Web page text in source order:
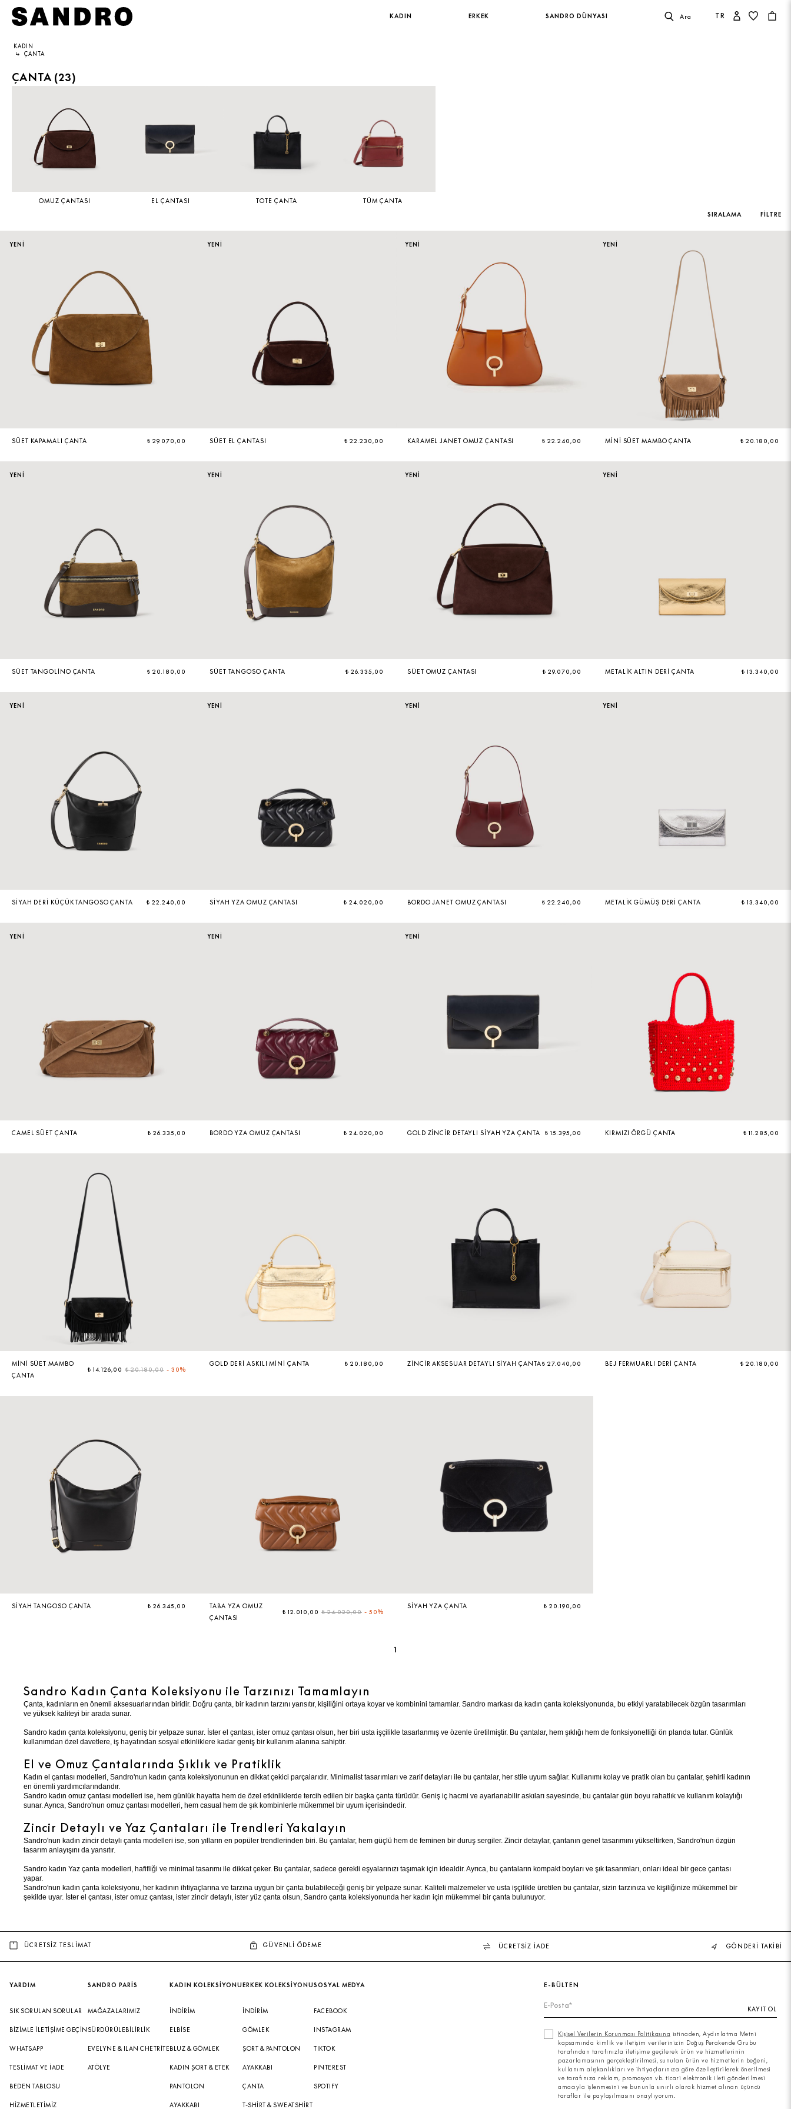
KADIN ERKEK SANDRO DÜNYASI Ara TR
KADIN
AYAKKABI
ÇANTA
ERKEK
YENİ KOLEKSİYON
AYAKKABI
SANDRO DÜNYASI
KOLEKSİYON
TAAHHÜTLERİMİZ
KADIN
↳
ÇANTA
ÇANTA (23)
OMUZ ÇANTASI EL ÇANTASI TOTE ÇANTA
TÜM ÇANTA
SIRALAMA
FILTRE
YENİ
SÜET KAPAMALI ÇANTA ₺ 29.070,00
YENİ
SÜET EL ÇANTASI ₺ 22.230,00
YENİ
KARAMEL JANET OMUZ ÇANTASI ₺ 22.240,00
YENİ
MINI SÜET MAMBO ÇANTA ₺ 20.180,00
YENİ
SÜET TANGOLINO ÇANTA ₺ 20.180,00
YENİ
SÜET TANGOSO ÇANTA ₺ 26.335,00
YENİ
SÜET OMUZ ÇANTASI ₺ 29.070,00
YENİ
METALIK ALTIN DERI ÇANTA ₺ 13.340,00
YENİ
SIYAH DERI KÜÇÜK TANGOSO ÇANTA ₺ 22.240,00
YENİ
SIYAH YZA OMUZ ÇANTASI ₺ 24.020,00
YENİ
BORDO JANET OMUZ ÇANTASI ₺ 22.240,00
YENİ
METALIK GÜMÜŞ DERI ÇANTA ₺ 13.340,00
YENİ
CAMEL SÜET ÇANTA ₺ 26.335,00
YENİ
BORDO YZA OMUZ ÇANTASI ₺ 24.020,00
YENİ
GOLD ZINCIR DETAYLI SIYAH YZA ÇANTA ₺ 15.395,00 KIRMIZI ÖRGÜ ÇANTA ₺ 11.285,00
MINI SÜET MAMBO
ÇANTA
₺ 14.126,00 ₺ 20.180,00 - 30%
GOLD DERI ASKILI MINI ÇANTA ₺ 20.180,00 ZINCIR AKSESUAR DETAYLI SIYAH ÇANTA₺ 27.040,00 BEJ FERMUARLI DERI ÇANTA ₺ 20.180,00
SIYAH TANGOSO ÇANTA ₺ 26.345,00
TABA YZA OMUZ
ÇANTASI
₺ 12.010,00 ₺ 24.020,00 - 50%
SIYAH YZA ÇANTA ₺ 20.190,00
1
Sandro Kadın Çanta Koleksiyonu ile Tarzınızı Tamamlayın
Çanta, kadınların en önemli aksesuarlarından biridir. Doğru çanta, bir kadının tarzını yansıtır, kişiliğini ortaya koyar ve kombinini tamamlar. Sandro markası da kadın çanta koleksiyonunda, bu etkiyi yaratabilecek özgün tasarımları
ve yüksek kaliteyi bir arada sunar.
Sandro kadın çanta koleksiyonu, geniş bir yelpaze sunar. İster el çantası, ister omuz çantası olsun, her biri usta işçilikle tasarlanmış ve özenle üretilmiştir. Bu çantalar, hem şıklığı hem de fonksiyonelliği ön planda tutar. Günlük
kullanımdan özel davetlere, iş hayatından sosyal etkinliklere kadar geniş bir kullanım alanına sahiptir.
El ve Omuz Çantalarında Şıklık ve Pratiklik
Kadın el çantası modelleri, Sandro'nun kadın çanta koleksiyonunun en dikkat çekici parçalarıdır. Minimalist tasarımları ve zarif detayları ile bu çantalar, her stile uyum sağlar. Kullanımı kolay ve pratik olan bu çantalar, şehirli kadının
en önemli yardımcılarındandır.
Sandro kadın omuz çantası modelleri ise, hem günlük hayatta hem de özel etkinliklerde tercih edilen bir başka çanta türüdür. Geniş iç hacmi ve ayarlanabilir askıları sayesinde, bu çantalar gün boyu rahatlık ve kullanım kolaylığı
sunar. Ayrıca, Sandro'nun omuz çantası modelleri, hem casual hem de şık kombinlerle mükemmel bir uyum içerisindedir.
Zincir Detaylı ve Yaz Çantaları ile Trendleri Yakalayın
Sandro'nun kadın zincir detaylı çanta modelleri ise, son yılların en popüler trendlerinden biri. Bu çantalar, hem güçlü hem de feminen bir duruş sergiler. Zincir detaylar, çantanın genel tasarımını yükseltirken, Sandro'nun özgün
tasarım anlayışını da yansıtır.
Sandro kadın Yaz çanta modelleri, hafifliği ve minimal tasarımı ile dikkat çeker. Bu çantalar, sadece gerekli eşyalarınızı taşımak için idealdir. Ayrıca, bu çantaların kompakt boyları ve şık tasarımları, onları ideal bir gece çantası
yapar.
Sandro'nun kadın çanta koleksiyonu, her kadının ihtiyaçlarına ve tarzına uygun bir çanta bulabileceği geniş bir yelpaze sunar. Kaliteli malzemeler ve usta işçilikle üretilen bu çantalar, sizin tarzınıza ve kişiliğinize mükemmel bir
şekilde uyar. İster el çantası, ister omuz çantası, ister zincir detaylı, ister yüz çanta olsun, Sandro çanta koleksiyonunda her kadın için mükemmel bir çanta bulunuyor.
ÜCRETSİZ TESLİMAT GÜVENLİ ÖDEME ÜCRETSİZ İADE GÖNDERİ TAKİBİ
E-BÜLTEN
KAYIT OL
Kişisel Verilerin Korunması Politikasına istinaden, Aydınlatma Metni
kapsamında kimlik ve iletişim verilerinizin Doğuş Perakende Grubu
tarafından tarafınızla iletişime geçilerek ürün ve hizmetlerinin
pazarlamasının gerçekleştirilmesi, sunulan ürün ve hizmetlerin beğeni,
kullanım alışkanlıkları ve ihtiyaçlarınıza göre özelleştirilerek önerilmesi
ve tarafınıza reklam, promosyon vb. ticari elektronik ileti gönderilmesi
amacıyla işlenmesini ve bununla sınırlı olarak hizmet alınan üçüncü
taraflar ile paylaşılmasını onaylıyorum.
YARDIM
SIK SORULAN SORULAR
BIZIMLE İLETIŞIME GEÇIN
WHATSAPP
TESLIMAT VE İADE
BEDEN TABLOSU
HIZMETLETIMIZ
SANDRO PARİS
MAĞAZALARIMIZ
SÜRDÜRÜLEBILIRLIK
EVELYNE & ILAN CHETRITE
ATÖLYE
KADIN KOLEKSİYONU
İNDIRIM
ELBISE
BLUZ & GÖMLEK
KADIN ŞORT & ETEK
PANTOLON
AYAKKABI
ERKEK KOLEKSİYONU
İNDIRIM
GÖMLEK
ŞORT & PANTOLON
AYAKKABI
ÇANTA
T-SHIRT & SWEATSHIRT
SOSYAL MEDYA
FACEBOOK
INSTAGRAM
TIKTOK
PINTEREST
SPOTIFY